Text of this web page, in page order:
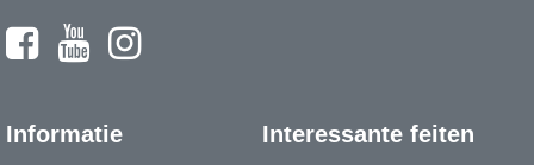
Informatie Interessante feiten